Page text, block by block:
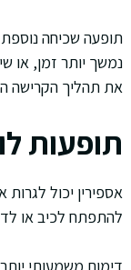
תופעה שכיחה
נמשך יותר זמן, או
את תהליך הקרישה
תופעות
אספירין יכול
להתפתח לכיב או